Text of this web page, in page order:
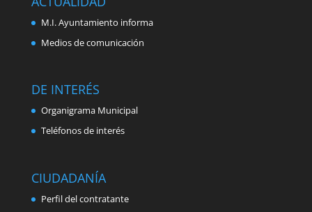
M.I. Ayuntamiento informa
Medios de comunicación
DE INTERÉS
Organigrama Municipal
Teléfonos de interés
CIUDADANÍA
Perfil del contratante